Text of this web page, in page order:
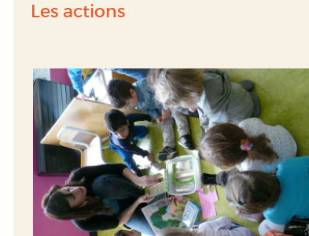
Les actions